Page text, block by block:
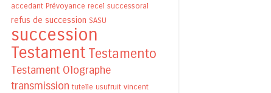
accedant Prévoyance recel successoral
refus de succession SASU
succession
Testament Testamento
Testament Olographe
transmission tutelle usufruit vincent